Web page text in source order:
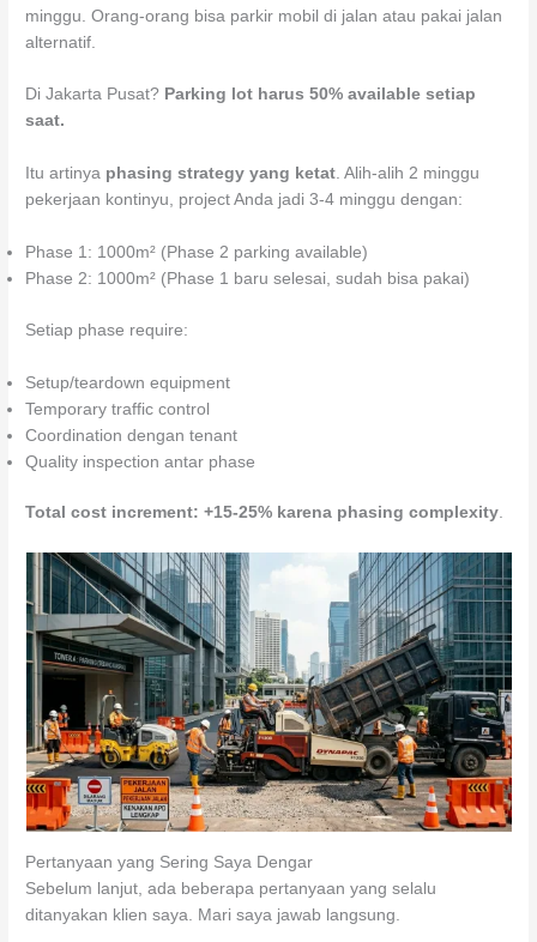
minggu. Orang-orang bisa parkir mobil di jalan atau pakai jalan
alternatif.
Di Jakarta Pusat? Parking lot harus 50% available setiap
saat.
Itu artinya phasing strategy yang ketat. Alih-alih 2 minggu
pekerjaan kontinyu, project Anda jadi 3-4 minggu dengan:
Phase 1: 1000m² (Phase 2 parking available)
Phase 2: 1000m² (Phase 1 baru selesai, sudah bisa pakai)
Setiap phase require:
Setup/teardown equipment
Temporary traffic control
Coordination dengan tenant
Quality inspection antar phase
Total cost increment: +15-25% karena phasing complexity.
Pertanyaan yang Sering Saya Dengar
Sebelum lanjut, ada beberapa pertanyaan yang selalu
ditanyakan klien saya. Mari saya jawab langsung.